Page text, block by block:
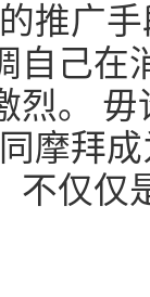
推广
自己在
烈。
摩拜
不仅仅